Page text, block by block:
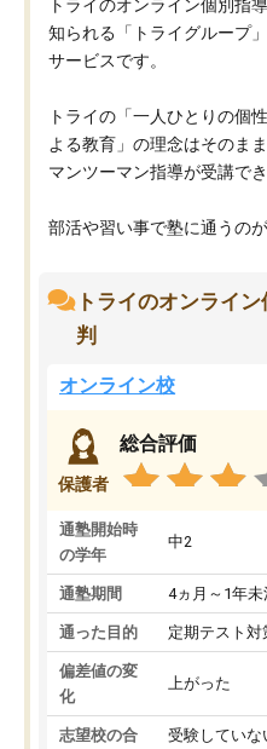
トライのオンライン個別指
知られる「トライグループ
サービスです。
トライの「一人ひとりの個
よる教育」の理念はそのま
マンツーマン指導が受講でき
部活や習い事で塾に通うのが
トライのオンライ
判
オンライン校
保護者
総合評価
通塾開始時
の学年
中2
通塾期間 4ヵ月～1年未
通った目的 定期テスト対
偏差値の変
化
上がった
志望校の合
受験してい